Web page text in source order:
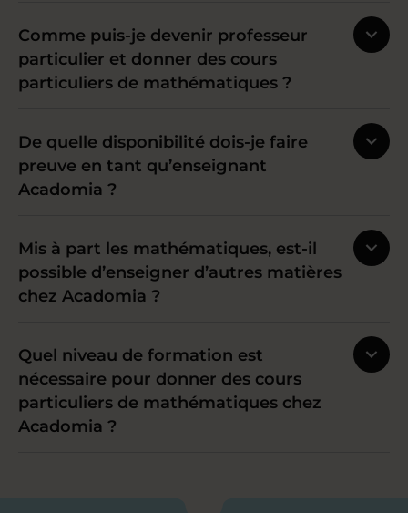
Comme puis-je devenir professeur
particulier et donner des cours
particuliers de mathématiques ?
De quelle disponibilité dois-je faire
preuve en tant qu’enseignant
Acadomia ?
Mis à part les mathématiques, est-il
possible d’enseigner d’autres matières
chez Acadomia ?
Quel niveau de formation est
nécessaire pour donner des cours
particuliers de mathématiques chez
Acadomia ?